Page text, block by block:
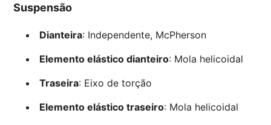
Suspensão
Dianteira: Independente, McPherson
Elemento elástico dianteiro: Mola helicoidal
Traseira: Eixo de torção
Elemento elástico traseiro: Mola helicoidal